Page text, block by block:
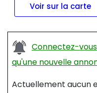
Voir sur la carte
Connectez-
qu'une nouvelle
Actuellement aucun